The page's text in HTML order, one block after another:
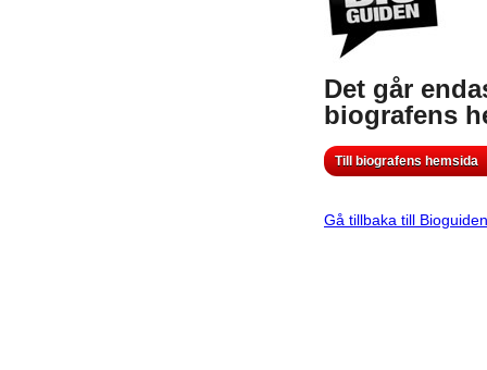
Det går
biografens
Till biografens hemsida
Gå tillbaka till Bioguiden